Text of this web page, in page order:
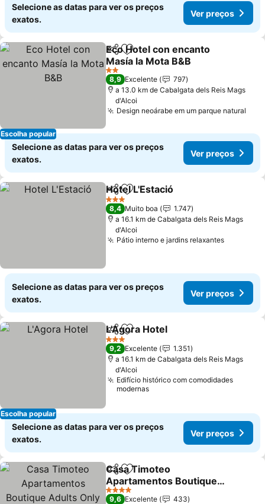
Selecione as datas para ver os preços
exatos.
Ver preços
Escolha popular
PartilharAdicionar aos favoritos
Eco Hotel con encanto
Masía la Mota B&B
Ver preços
2 Estrelas
8,9 Excelente
797
a 13.0 km de Cabalgata dels Reis Mags
d'Alcoi
Design neoárabe em um parque natural
Selecione as datas para ver os preços
exatos.
Ver preços
PartilharAdicionar aos favoritos
Hotel L'Estació
3 Estrelas
8,4 Muito boa
1.747
a 16.1 km de Cabalgata dels Reis Mags
d'Alcoi
Pátio interno e jardins relaxantesVer
Selecione as datas para ver os preços
exatos.
Ver preços
Escolha popular
PartilharAdicionar aos favoritos
L'Agora Hotel
3 Estrelas
9,2 Excelente
1.351
a 16.1 km de Cabalgata dels Reis Mags
d'Alcoi
Edifício histórico com comodidades
modernas
Selecione as datas para ver os preços
exatos.
Ver preços
PartilharAdicionar aos favoritos
Casa Timoteo
Apartamentos Boutique
Adults Only
Ver preços
4 Estrelas
9,6 Excelente
433